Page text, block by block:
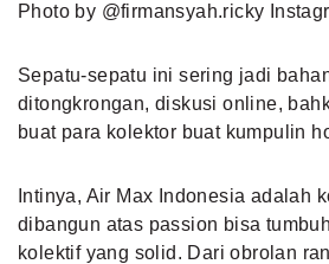
Photo by @firmansyah.ricky
Sepatu-sepatu ini sering jadi
ditongkrongan, diskusi online,
buat para kolektor buat kumpulin
Intinya, Air Max Indonesia adalah
dibangun atas passion bisa
kolektif yang solid. Dari obrolan